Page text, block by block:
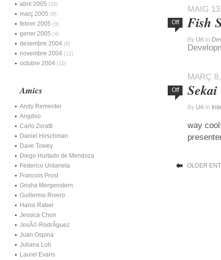
MAIG
Off Fish
By Uri in
MARÇ
Off
By Uri in
way
OLDER
abril 2005 (16)
març 2005 (8)
febrer 2005 (9)
gener 2005 (4)
desembre 2004 (8)
novembre 2004 (12)
octubre 2004 (10)
Amics
Andy Rementer
Angdoo
Carlo Zoratti
Daniel Hirschman
Dave Towey
Diego Hurtado de Mendoza
Federico Urdaneta
Francois Prost
Grisha Morgenstern
Guillermo Rivero
Hansi Raber
Jessica Chon
JosÃ© RodrÃ­guez
Juan Ospina
Juliana Loh
Laurel Evans